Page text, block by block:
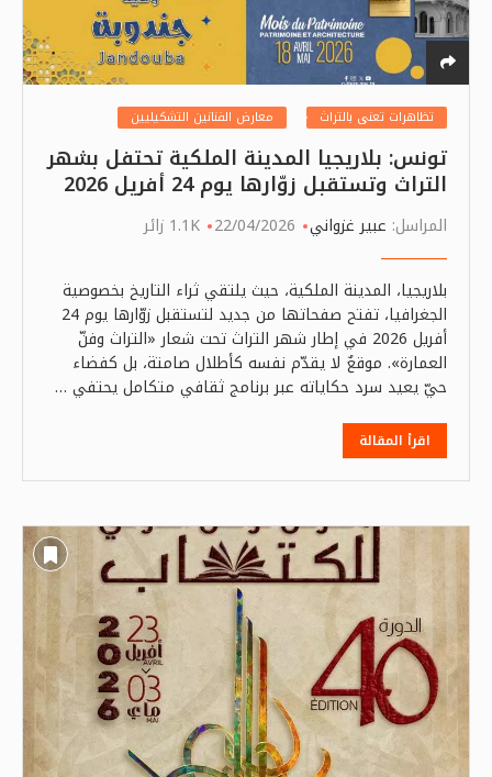
تظاهرات تعنى بالتراث معارض الفنانين التشكيليين
تونس: بلاريجيا المدينة الملكية تحتفل بشهر
التراث وتستقبل زوّارها يوم 24 أفريل 2026
المراسل: عبير غزواني 22/04/2026 1.1K زائر
بلاريجيا، المدينة الملكية، حيث يلتقي ثراء التاريخ بخصوصية
الجغرافيا، تفتح صفحاتها من جديد لتستقبل زوّارها يوم 24
أفريل 2026 في إطار شهر التراث تحت شعار «التراث وفنّ
العمارة». موقعٌ لا يقدّم نفسه كأطلال صامتة، بل كفضاء
حيّ يعيد سرد حكاياته عبر برنامج ثقافي متكامل يحتفي …
اقرأ المقالة